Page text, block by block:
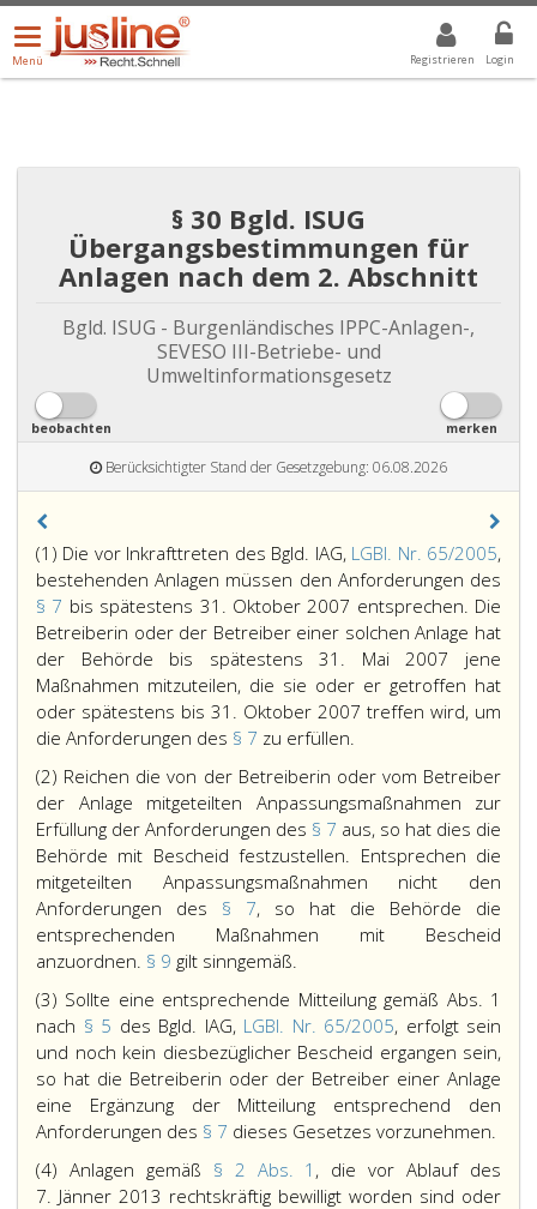
Registrieren Login
Menü
öffnen/schließen
Menü
ALLE DROPDOWN: GEWÄHLTER WERT IST ALLE
§ 30 Bgld. ISUG
Übergangsbestimmungen für
Anlagen nach dem 2. Abschnitt
Bgld. ISUG - Burgenländisches IPPC-Anlagen-,
SEVESO III-Betriebe- und
Umweltinformationsgesetz
beobachten merken
Berücksichtigter Stand der Gesetzgebung: 06.08.2026
(1) Die vor Inkrafttreten des Bgld. IAG, LGBl. Nr. 65/2005,
bestehenden Anlagen müssen den Anforderungen des
§ 7 bis spätestens 31. Oktober 2007 entsprechen. Die
Betreiberin oder der Betreiber einer solchen Anlage hat
der Behörde bis spätestens 31. Mai 2007 jene
Maßnahmen mitzuteilen, die sie oder er getroffen hat
oder spätestens bis 31. Oktober 2007 treffen wird, um
die Anforderungen des § 7 zu erfüllen.
(2) Reichen die von der Betreiberin oder vom Betreiber
der Anlage mitgeteilten Anpassungsmaßnahmen zur
Erfüllung der Anforderungen des § 7 aus, so hat dies die
Behörde mit Bescheid festzustellen. Entsprechen die
mitgeteilten Anpassungsmaßnahmen nicht den
Anforderungen des § 7, so hat die Behörde die
entsprechenden Maßnahmen mit Bescheid
anzuordnen. § 9 gilt sinngemäß.
(3) Sollte eine entsprechende Mitteilung gemäß Abs. 1
nach § 5 des Bgld. IAG, LGBl. Nr. 65/2005, erfolgt sein
und noch kein diesbezüglicher Bescheid ergangen sein,
so hat die Betreiberin oder der Betreiber einer Anlage
eine Ergänzung der Mitteilung entsprechend den
Anforderungen des § 7 dieses Gesetzes vorzunehmen.
(4) Anlagen gemäß § 2 Abs. 1 , die vor Ablauf des
7. Jänner 2013 rechtskräftig bewilligt worden sind oder